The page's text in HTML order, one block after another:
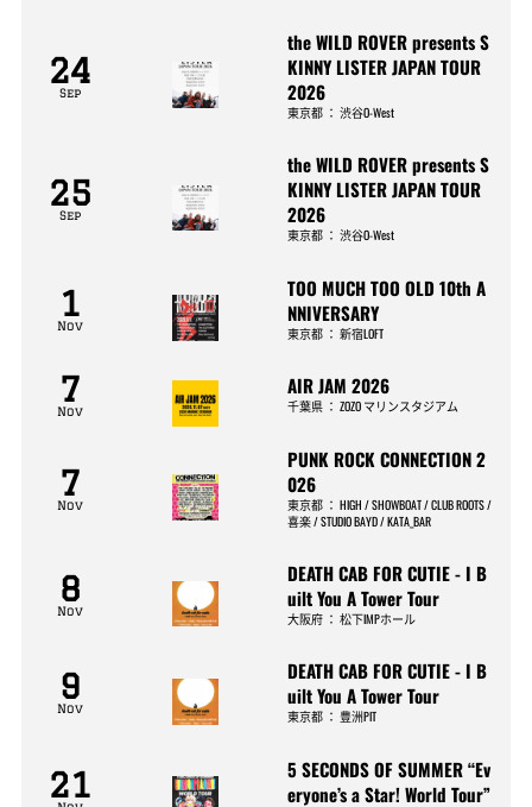
24
Sep
the WILD ROVER presents S
KINNY LISTER JAPAN TOUR
2026
東京都 ：渋谷O-West
25
Sep
the WILD ROVER presents S
KINNY LISTER JAPAN TOUR
2026
東京都 ：渋谷O-West
1
Nov
TOO MUCH TOO OLD 10th A
NNIVERSARY
東京都 ：新宿LOFT
7
Nov
AIR JAM 2026
千葉県 ：ZOZO マリンスタジアム
7
Nov
PUNK ROCK CONNECTION 2
026
東京都 ：HIGH / SHOWBOAT / CLUB ROOTS /
喜楽 / STUDIO BAYD / KATA_BAR
8
Nov
DEATH CAB FOR CUTIE - I B
uilt You A Tower Tour
大阪府 ：松下IMPホール
9
Nov
DEATH CAB FOR CUTIE - I B
uilt You A Tower Tour
東京都 ：豊洲PIT
21
5 SECONDS OF SUMMER “Ev
eryone’s a Star! World Tour”